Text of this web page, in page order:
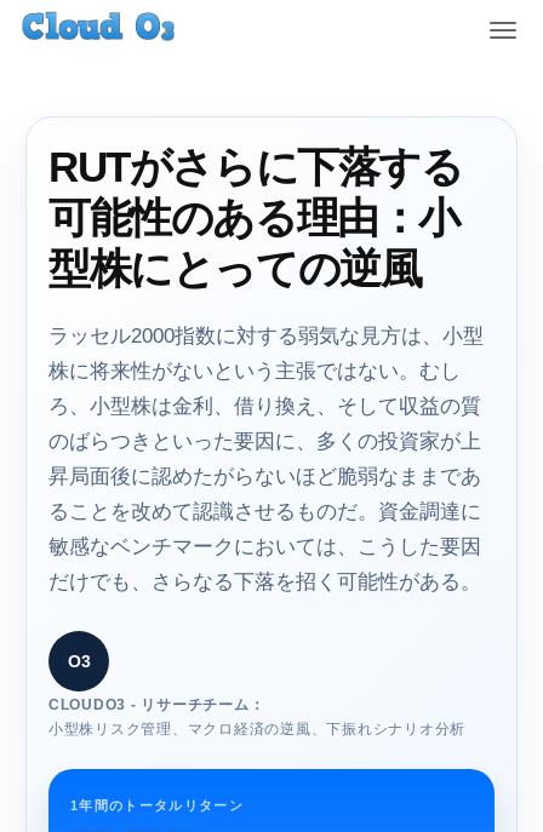
T
RUTがさらに下落する
可能性のある理由：小
型株にとっての逆風
ラッセル2000指数に対する弱気な見方は、小型
株に将来性がないという主張ではない。むし
ろ、小型株は金利、借り換え、そして収益の質
のばらつきといった要因に、多くの投資家が上
昇局面後に認めたがらないほど脆弱なままであ
ることを改めて認識させるものだ。資金調達に
敏感なベンチマークにおいては、こうした要因
だけでも、さらなる下落を招く可能性がある。
O3
CLOUDO3 - リサーチチーム：
小型株リスク管理、マクロ経済の逆風、下振れシナリオ分析
1年間のトータルリターン